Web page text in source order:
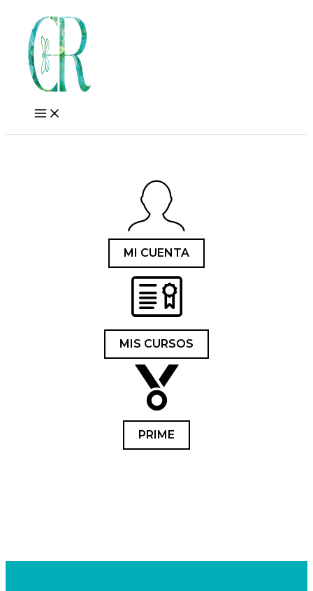
content
MI CUENTA
MIS CURSOS
PRIME